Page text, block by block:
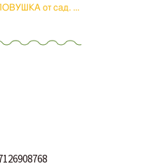
от сад. ...